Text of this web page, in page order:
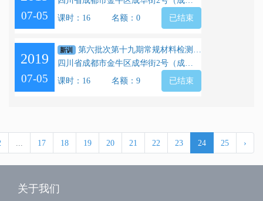
07-05
课时：16
名额：0 已结束
2019
07-05
新训
第六批次第十九期常规材料检测（正式）
课时：16
名额：9 已结束
17 18 19 20 21 22 23 24 25 ›
关于我们